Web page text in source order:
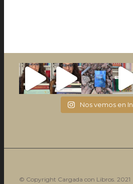
Nos vemos en
© Copyright Cargada con Libros. 2021